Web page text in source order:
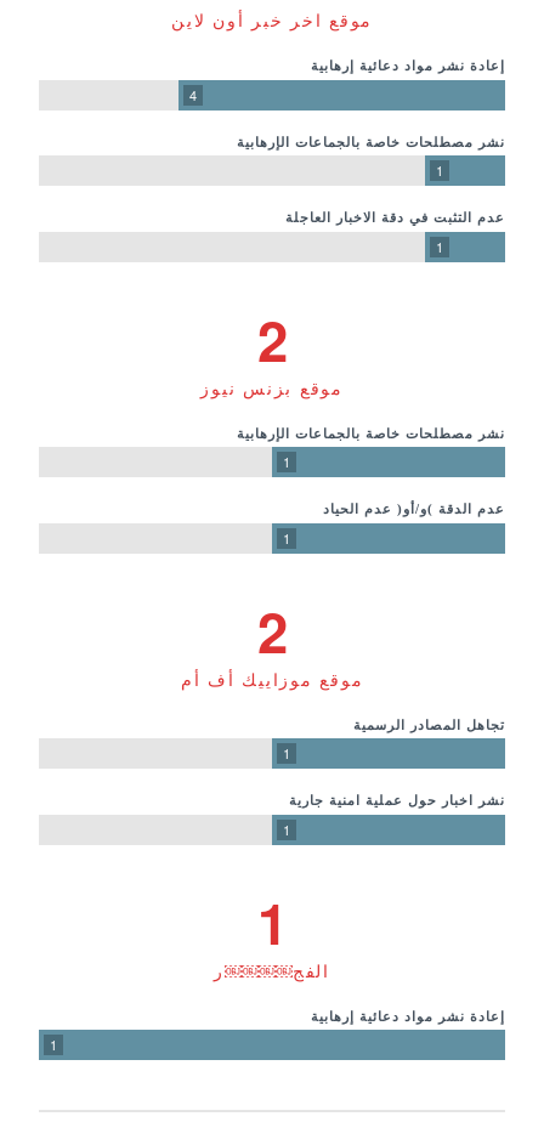
موقع اخر خبر أون لاين
إعادة نشر مواد دعائية إرهابية
4
نشر مصطلحات خاصة بالجماعات الإرهابية
1
عدم التثبت في دقة الاخبار العاجلة
1
2
موقع بزنس نيوز
نشر مصطلحات خاصة بالجماعات الإرهابية
1
عدم الدقة )و/أو( عدم الحياد
1
2
موقع موزاييك أف أم
تجاهل المصادر الرسمية
1
نشر اخبار حول عملية امنية جارية
1
1
الفج￼￼￼￼ر
إعادة نشر مواد دعائية إرهابية
1